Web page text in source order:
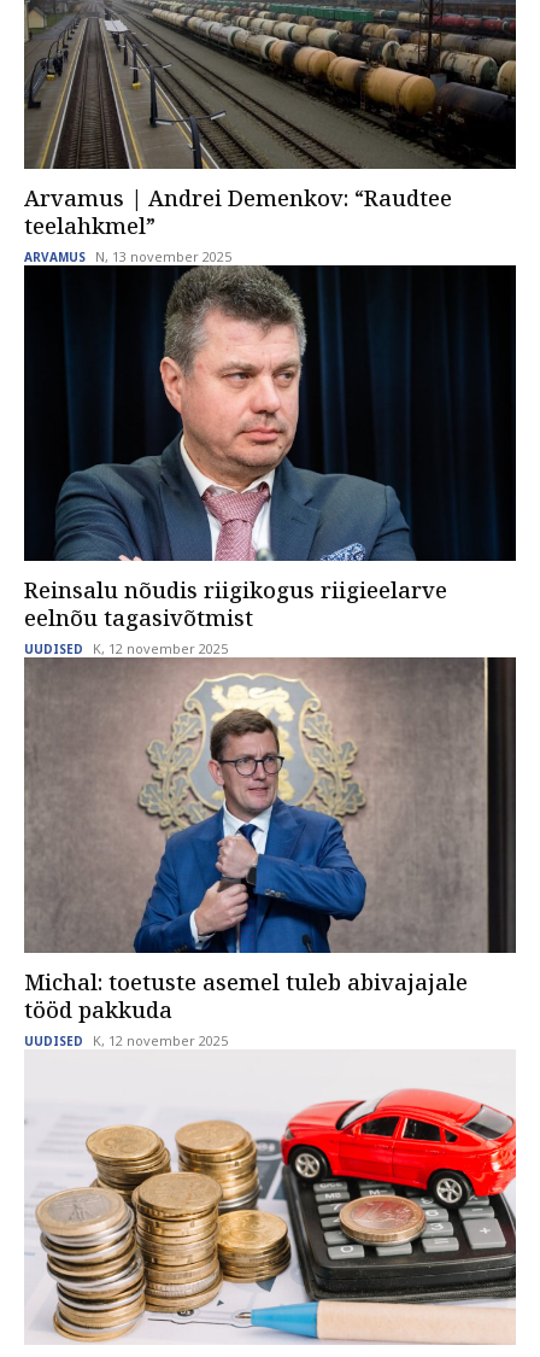
Arvamus | Andrei Demenkov: “Raudtee
teelahkmel”
ARVAMUS N, 13 november 2025
Reinsalu nõudis riigikogus riigieelarve
eelnõu tagasivõtmist
UUDISED K, 12 november 2025
Michal: toetuste asemel tuleb abivajajale
tööd pakkuda
UUDISED K, 12 november 2025